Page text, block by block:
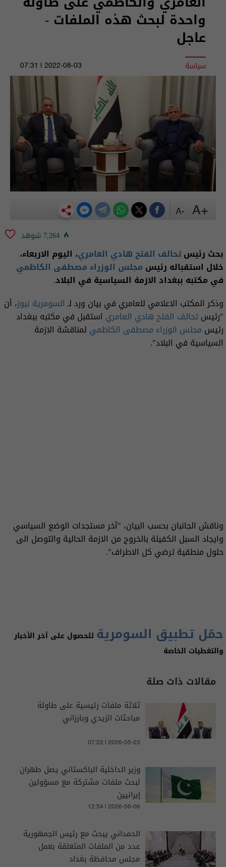
واحدة لبحث هذه الملفات -
عاجل
سياسة 2022-08-03 | 07:31
7,264 شوهد
بحث رئيستحالف الفتح هادي العامري، اليوم الاربعاء،
خلال استقباله رئيس مجلس الوزراء مصطفى الكاظمي
في مكتبه ببغداد الازمة السياسية في البلاد.
وذكر المكتب الاعلامي للعامري في بيان ورد لـ السومرية نيوز، أن
"رئيستحالف الفتح هادي العامري استقبل في مكتبه ببغداد
رئيس مجلس الوزراء مصطفى الكاظمي لمناقشة الازمة
السياسية في البلاد".
وناقش الجانبان بحسب البيان، "آخر مستجدات الوضع السياسي
وايجاد السبل الكفيلة بالخروج من الازمة الحالية والتوصل الى
حلول منطقية ترضي كل الاطراف".
حمّل تطبيق السومرية للحصول على آخر الأخبار
والتغطيات الخاصة
مقالات ذات صلة
ثلاثة ملفات رئيسية على طاولة
مباحثات الزيدي وبارزاني
07:22 | 2026-05-23
وزير الداخلية الباكستاني يصل طهران
لبحث ملفات مشتركة مع مسؤولين
إيرانيين
12:54 | 2026-06-06
الحمداني يبحث مع رئيس الجمهورية
عدد من الملفات المتعلقة بعمل
مجلس محافظة بغداد
+A
-A